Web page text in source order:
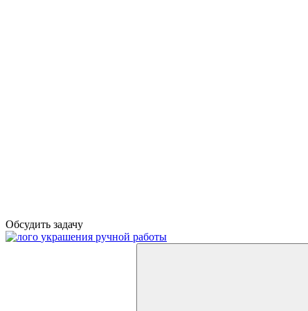
Обсудить задачу
украшения ручной работы